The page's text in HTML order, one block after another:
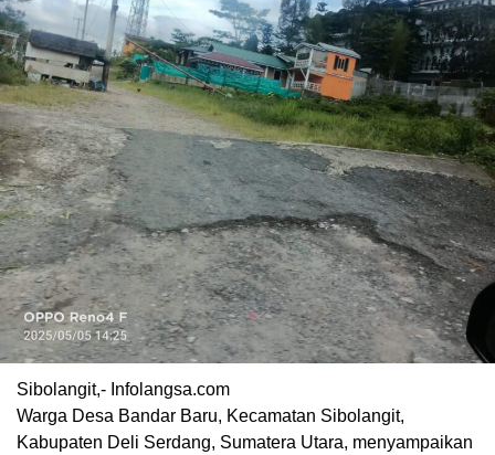
Sibolangit,- Infolangsa.com
Warga Desa Bandar Baru, Kecamatan Sibolangit,
Kabupaten Deli Serdang, Sumatera Utara, menyampaikan